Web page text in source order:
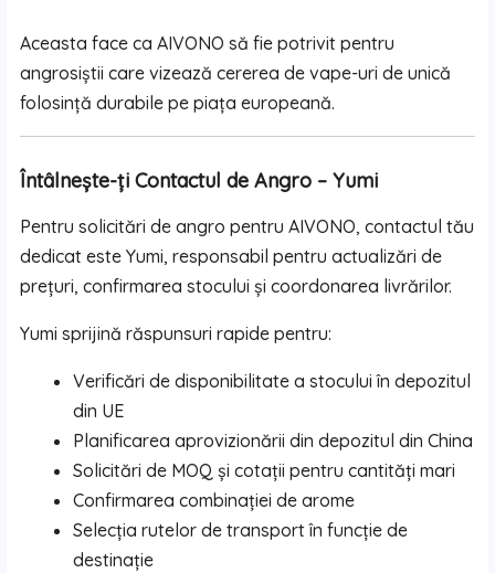
Aceasta face ca AIVONO să fie potrivit pentru
angrosiștii care vizează cererea de vape-uri de unică
folosință durabile pe piața europeană.
Întâlnește-ți Contactul de Angro – Yumi
Pentru solicitări de angro pentru AIVONO, contactul tău
dedicat este Yumi, responsabil pentru actualizări de
prețuri, confirmarea stocului și coordonarea livrărilor.
Yumi sprijină răspunsuri rapide pentru:
Verificări de disponibilitate a stocului în depozitul
din UE
Planificarea aprovizionării din depozitul din China
Solicitări de MOQ și cotații pentru cantități mari
Confirmarea combinației de arome
Selecția rutelor de transport în funcție de
destinație